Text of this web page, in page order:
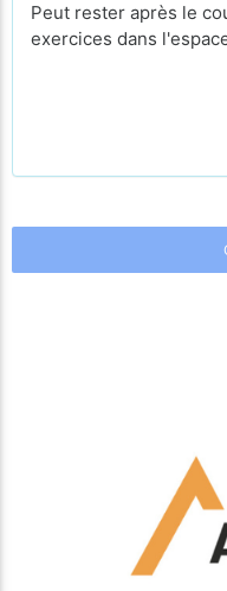
Peut rester après le
exercices dans